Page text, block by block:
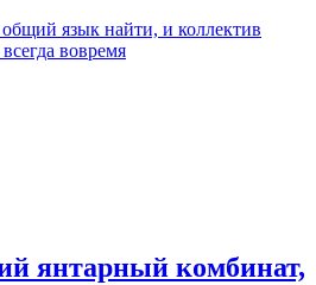
язык найти, и коллектив
вовремя
янтарный комбинат,